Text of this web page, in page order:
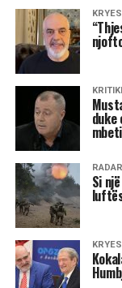
kryeministri,
së lidershipit
Discord – një
dhe e
Kjo është
(1930/1993) e
momenti kur
udhëhiqet, por
drejtimit. Por
masa e re nuk
rrjet fluid që
servera dhe